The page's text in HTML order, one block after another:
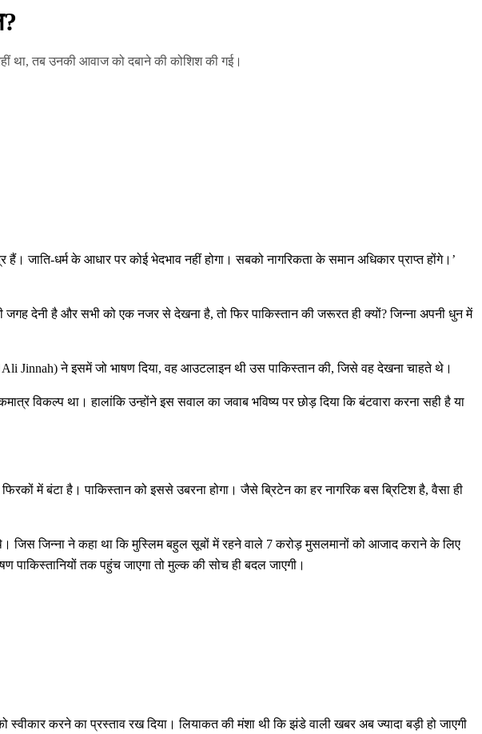
था, तब उनकी आवाज को दबाने की कोशिश की गई।
धर्म के आधार पर कोई भेदभाव नहीं होगा। सबको नागरिकता के समान अधिकार प्राप्त होंगे।’
देनी है और सभी को एक नजर से देखना है, तो फिर पाकिस्तान की जरूरत ही क्यों? जिन्ना अपनी धुन में
Jinnah) ने इसमें जो भाषण दिया, वह आउटलाइन थी उस पाकिस्तान की, जिसे वह देखना चाहते थे।
विकल्प था। हालांकि उन्होंने इस सवाल का जवाब भविष्य पर छोड़ दिया कि बंटवारा करना सही है या
में बंटा है। पाकिस्तान को इससे उबरना होगा। जैसे ब्रिटेन का हर नागरिक बस ब्रिटिश है, वैसा ही
जिस जिन्ना ने कहा था कि मुस्लिम बहुल सूबों में रहने वाले 7 करोड़ मुसलमानों को आजाद कराने के लिए
तक पहुंच जाएगा तो मुल्क की सोच ही बदल जाएगी।
करने का प्रस्ताव रख दिया। लियाकत की मंशा थी कि झंडे वाली खबर अब ज्यादा बड़ी हो जाएगी